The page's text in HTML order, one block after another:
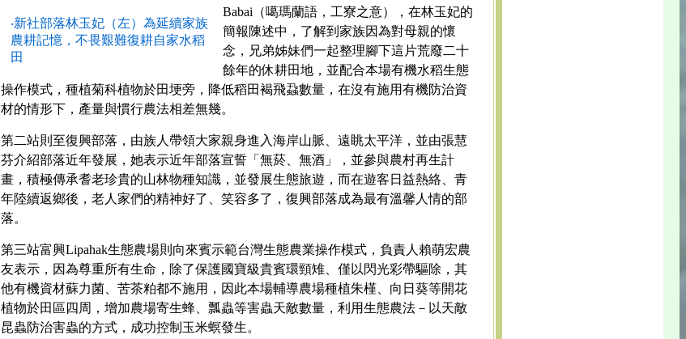
‧新社部落林玉妃（左）為延續家族
農耕記憶，不畏艱難復耕自家水稻
田
Babai（噶瑪蘭語，工寮之意），在林玉妃的
簡報陳述中，了解到家族因為對母親的懷
念，兄弟姊妹們一起整理腳下這片荒廢二十
餘年的休耕田地，並配合本場有機水稻生態
操作模式，種植菊科植物於田埂旁，降低稻田褐飛蝨數量，在沒有施用有機防治資
材的情形下，產量與慣行農法相差無幾。
第二站則至復興部落，由族人帶領大家親身進入海岸山脈、遠眺太平洋，並由張慧
芬介紹部落近年發展，她表示近年部落宣誓「無菸、無酒」，並參與農村再生計
畫，積極傳承耆老珍貴的山林物種知識，並發展生態旅遊，而在遊客日益熱絡、青
年陸續返鄉後，老人家們的精神好了、笑容多了，復興部落成為最有溫馨人情的部
落。
第三站富興Lipahak生態農場則向來賓示範台灣生態農業操作模式，負責人賴萌宏農
友表示，因為尊重所有生命，除了保護國寶級貴賓環頸雉、僅以閃光彩帶驅除，其
他有機資材蘇力菌、苦茶粕都不施用，因此本場輔導農場種植朱槿、向日葵等開花
植物於田區四周，增加農場寄生蜂、瓢蟲等害蟲天敵數量，利用生態農法－以天敵
昆蟲防治害蟲的方式，成功控制玉米螟發生。